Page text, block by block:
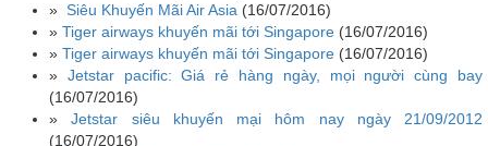
» Siêu Khuyến Mãi Air Asia (16/07/2016)
» Tiger airways khuyến mãi tới Singapore (16/07/2016)
» Tiger airways khuyến mãi tới Singapore (16/07/2016)
» Jetstar pacific: Giá rẻ hàng ngày, mọi người cùng bay
(16/07/2016)
»Jetstar siêu khuyến mại hôm nay ngày 21/09/2012
(16/07/2016)